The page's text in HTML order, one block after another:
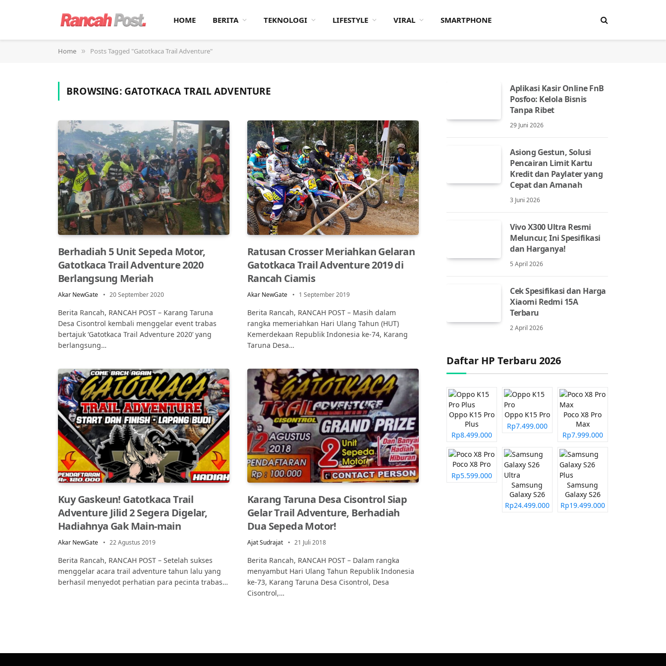
HOME BERITA TEKNOLOGI LIFESTYLE VIRAL SMARTPHONE
Home » Posts Tagged "Gatotkaca Trail Adventure"
BROWSING: GATOTKACA TRAIL ADVENTURE
Berhadiah 5 Unit Sepeda Motor,
Gatotkaca Trail Adventure 2020
Berlangsung Meriah
Akar NewGate 20 September 2020
Berita Rancah, RANCAH POST – Karang Taruna
Desa Cisontrol kembali menggelar event trabas
bertajuk ‘Gatotkaca Trail Adventure 2020’ yang
berlangsung…
Ratusan Crosser Meriahkan Gelaran
Gatotkaca Trail Adventure 2019 di
Rancah Ciamis
Akar NewGate 1 September 2019
Berita Rancah, RANCAH POST – Masih dalam
rangka memeriahkan Hari Ulang Tahun (HUT)
Kemerdekaan Republik Indonesia ke-74, Karang
Taruna Desa…
Kuy Gaskeun! Gatotkaca Trail
Adventure Jilid 2 Segera Digelar,
Hadiahnya Gak Main-main
Akar NewGate 22 Agustus 2019
Berita Rancah, RANCAH POST – Setelah sukses
menggelar acara trail adventure tahun lalu yang
berhasil menyedot perhatian para pecinta trabas…
Karang Taruna Desa Cisontrol Siap
Gelar Trail Adventure, Berhadiah
Dua Sepeda Motor!
Ajat Sudrajat 21 Juli 2018
Berita Rancah, RANCAH POST – Dalam rangka
menyambut Hari Ulang Tahun Republik Indonesia
ke-73, Karang Taruna Desa Cisontrol, Desa
Cisontrol,…
Aplikasi Kasir Online FnB
Posfoo: Kelola Bisnis
Tanpa Ribet
29 Juni 2026
Asiong Gestun, Solusi
Pencairan Limit Kartu
Kredit dan Paylater yang
Cepat dan Amanah
3 Juni 2026
Vivo X300 Ultra Resmi
Meluncur, Ini Spesifikasi
dan Harganya!
5 April 2026
Cek Spesifikasi dan Harga
Xiaomi Redmi 15A
Terbaru
2 April 2026
Daftar HP Terbaru 2026
Oppo K15 Pro
Plus
Rp8.499.000
Oppo K15 Pro
Rp7.499.000
Poco X8 Pro
Max
Rp7.999.000
Poco X8 Pro
Rp5.599.000
Samsung
Galaxy S26
Ultra
Rp24.499.000
Samsung
Galaxy S26
Plus
Rp19.499.000